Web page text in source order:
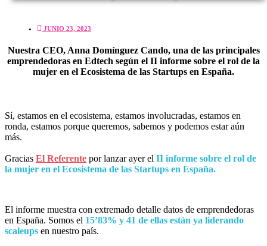
JUNIO 23, 2023
Nuestra CEO, Anna Domínguez Cando, una de las principales
emprendedoras en Edtech según el II informe sobre el rol de la
mujer en el Ecosistema de las Startups en España.
Sí, estamos en el ecosistema, estamos involucradas, estamos en
ronda, estamos porque queremos, sabemos y podemos estar aún
más.
Gracias El Referente por lanzar ayer el II informe sobre el rol de
la mujer en el Ecosistema de las Startups en España.
El informe muestra con extremado detalle datos de emprendedoras
en España. Somos el 15’83% y 41 de ellas están ya liderando
scaleups en nuestro país.